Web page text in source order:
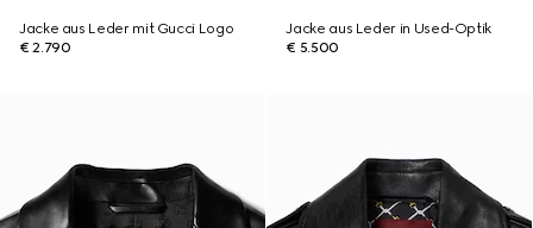
Jacke aus Leder mit Gucci Logo
€ 2.790
Jacke aus Leder in Used-Optik
€ 5.500